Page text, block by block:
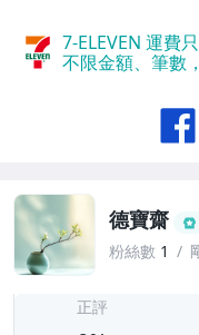
7-ELEVEN 運費
不限金額、筆數
德寶齋
粉絲數 1
正評